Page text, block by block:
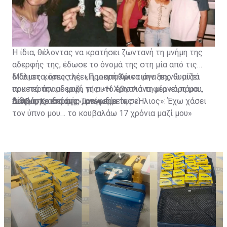
Η ίδια, θέλοντας να κρατήσει ζωντανή τη μνήμη της
αδερφής της, έδωσε το όνομά της στη μία από τις
δίδυμες κόρες της. «Προσπαθώ να μην ξεχνώ αυτά
που περάσαμε μαζί, γι’ αυτό έβγαλα τη μία κόρη μου,
δίδυμη, Χριστιάνα», ανέφερε.
Μάλιστα, όπως λέει, η μικρή Χριστιάνα της θυμίζει
αρκετά την αδερφή της. «Η Χριστιάνα φέρνει πάρα
πολύ της αδερφής μου», σημείωσε.
Διαβάστε επίσης: Τραγωδία της «Ήλιος»: Έχω χάσει
τον ύπνο μου… το κουβαλάω 17 χρόνια μαζί μου»